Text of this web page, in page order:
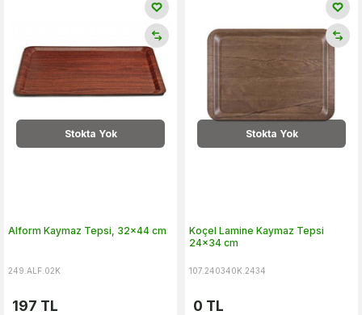
Stokta Yok
Alform Kaymaz Tepsi, 32x44 cm
249.ALF.02K
197 TL
Stokta Yok
Koçel Lamine Kaymaz Tepsi
24x34 cm
107.240340K.2434
0 TL